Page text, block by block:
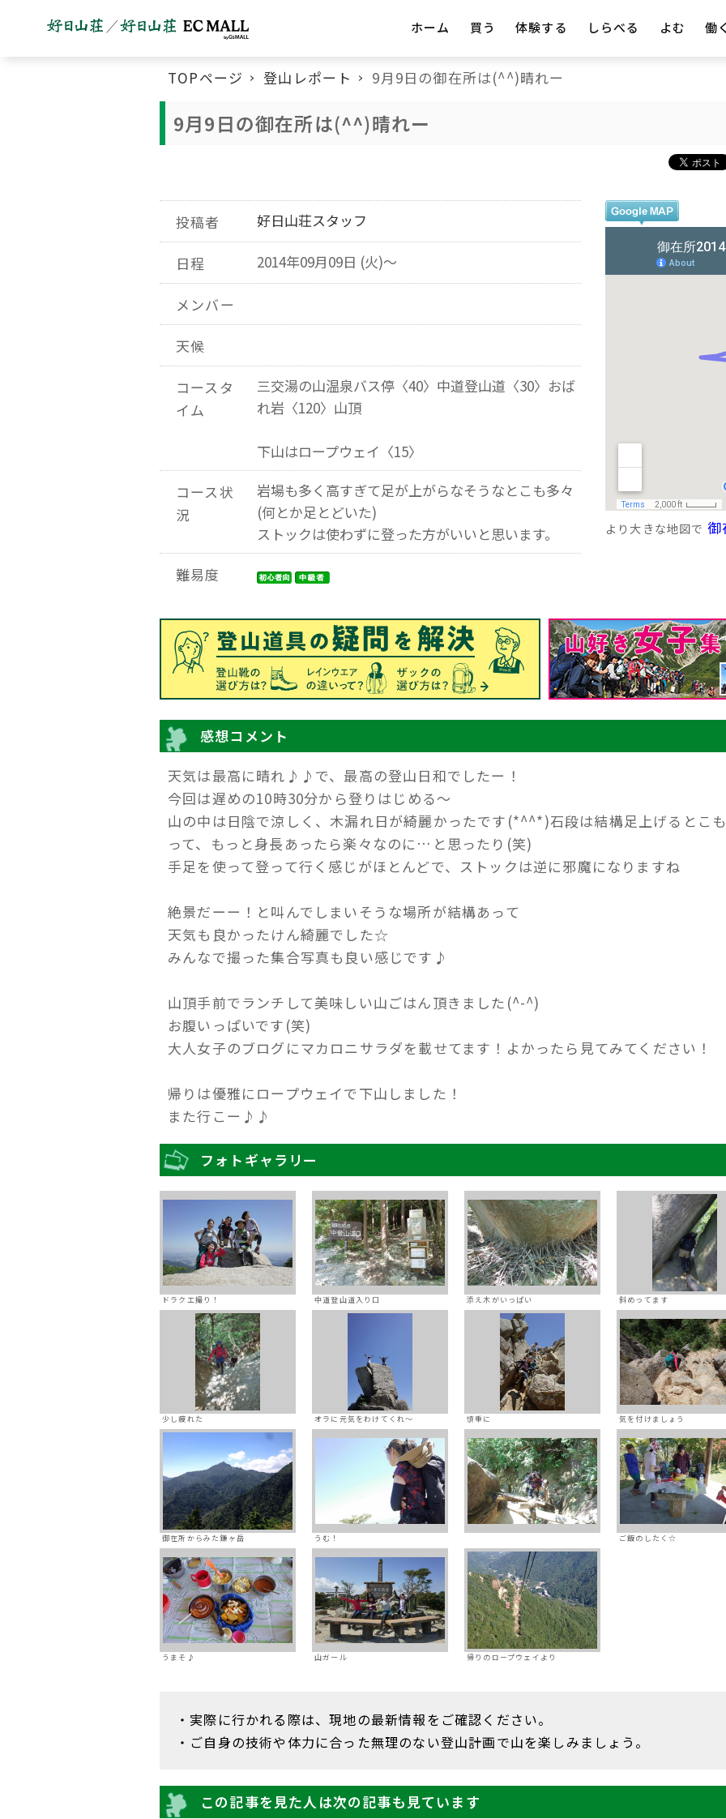
ホーム 買う 体験する しらべる よむ 働
TOPページ 登山レポート 9月9日の御在所は(^^)晴れー
9月9日の御在所は(^^)晴れー
投稿者 好日山荘スタッフ
日程 2014年09月09日 (火)～
メンバー
天候
コースタ
イム
三交湯の山温泉バス停〈40〉中道登山道〈30〉おば
れ岩〈120〉山頂
下山はロープウェイ〈15〉
コース状
況
岩場も多く高すぎて足が上がらなそうなとこも多々
(何とか足とどいた)
ストックは使わずに登った方がいいと思います。
難易度
より大きな地図で 御
感想コメント
天気は最高に晴れ♪♪で、最高の登山日和でしたー！
今回は遅めの10時30分から登りはじめる～
山の中は日陰で涼しく、木漏れ日が綺麗かったです(*^^*)石段は結構足上げるとこ
って、もっと身長あったら楽々なのに…と思ったり(笑)
手足を使って登って行く感じがほとんどで、ストックは逆に邪魔になりますね
絶景だーー！と叫んでしまいそうな場所が結構あって
天気も良かったけん綺麗でした☆
みんなで撮った集合写真も良い感じです♪
山頂手前でランチして美味しい山ごはん頂きました(^-^)
お腹いっぱいです(笑)
大人女子のブログにマカロニサラダを載せてます！よかったら見てみてください！
帰りは優雅にロープウェイで下山しました！
また行こー♪♪
フォトギャラリー
ドラクエ撮り！ 中道登山道入り口 添え木がいっぱい 斜めってます
少し疲れた オラに元気をわけてくれ～ 慎重に 気を付けましょう
御在所からみた鎌ヶ岳 うむ！ ご飯のしたく☆
うまそ♪ 山ガール 帰りのロープウェイより
・実際に行かれる際は、現地の最新情報をご確認ください。
・ご自身の技術や体力に合った無理のない登山計画で山を楽しみましょう。
この記事を見た人は次の記事も見ています